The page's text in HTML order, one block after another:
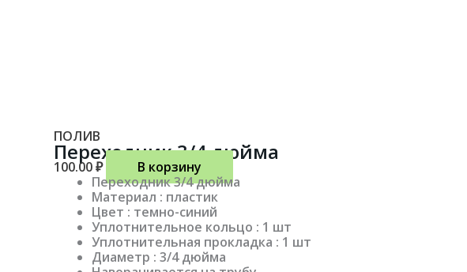
ПОЛИВ
Переходник 3/4 дюйма
100.00₽
В корзину
Переходник 3/4 дюйма
Материал : пластик
Цвет : темно-синий
Уплотнительное кольцо : 1 шт
Уплотнительная прокладка : 1 шт
Диаметр : 3/4 дюйма